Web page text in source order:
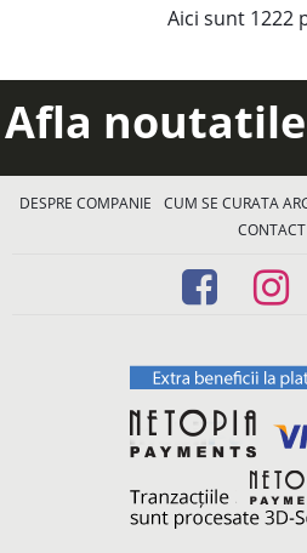
Aici sunt 1222
Afla
DESPRE COMPANIE CUM SE CURATA
CONTACT